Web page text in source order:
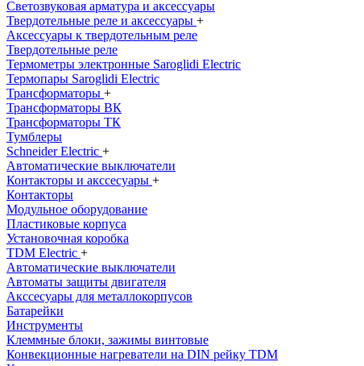
Светозвуковая арматура и аксессуары
Твердотельные реле и аксессуары +
Аксессуары к твердотельным реле
Твердотельные реле
Термометры электронные Saroglidi Electric
Термопары Saroglidi Electric
Трансформаторы +
Трансформаторы ВК
Трансформаторы ТК
Тумблеры
Schneider Electric +
Автоматические выключатели
Контакторы и акссесуары +
Контакторы
Модульное оборудование
Пластиковые корпуса
Установочная коробка
TDM Electric +
Автоматические выключатели
Автоматы защиты двигателя
Акссесуары для металлокорпусов
Батарейки
Инструменты
Клеммные блоки, зажимы винтовые
Конвекционные нагреватели на DIN рейку TDM